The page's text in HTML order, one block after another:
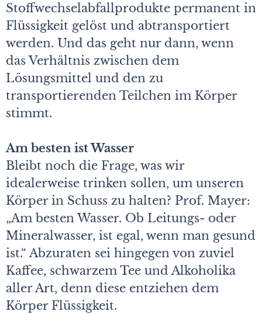
Stoffwechselabfallprodukte permanent in
Flüssigkeit gelöst und abtransportiert
werden. Und das geht nur dann, wenn
das Verhältnis zwischen dem
Lösungsmittel und den zu
transportierenden Teilchen im Körper
stimmt.
Am besten ist Wasser
Bleibt noch die Frage, was wir
idealerweise trinken sollen, um unseren
Körper in Schuss zu halten? Prof. Mayer:
„Am besten Wasser. Ob Leitungs- oder
Mineralwasser, ist egal, wenn man gesund
ist.“ Abzuraten sei hingegen von zuviel
Kaffee, schwarzem Tee und Alkoholika
aller Art, denn diese entziehen dem
Körper Flüssigkeit.